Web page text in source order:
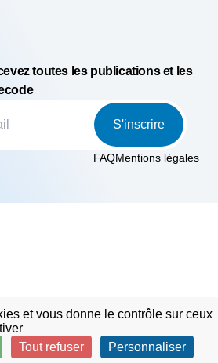
toutes les publications et les
S'inscrire
FAQMentions légales
et vous donne le contrôle sur ceux
Tout refuser Personnaliser